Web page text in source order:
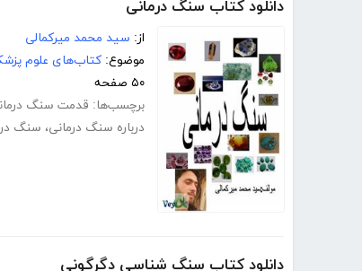
دانلود کتاب سنگ درمانی
از: سید محمد میرکمالی
موضوع: کتاب‌های علوم
۵۰ صفحه
برچسب‌ها: قدمت سنگ
درباره سنگ درمانی، سنگ
دانلود کتاب سنگ شناسی دگرگونی